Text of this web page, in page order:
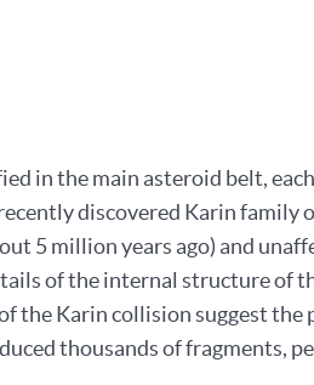
in the main asteroid belt,
discovered Karin family
5 million years ago) and
of the internal structure of
the Karin collision suggest the
thousands of fragments,